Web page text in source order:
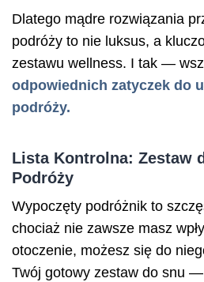
Dlatego mądre rozwiązania
podróży to nie luksus, a
zestawu wellness. I tak —
odpowiednich zatyczek do
podróży.
Lista Kontrolna: Zestaw
Podróży
Wypoczęty podróżnik to
chociaż nie zawsze masz
otoczenie, możesz się do
Twój gotowy zestaw do snu